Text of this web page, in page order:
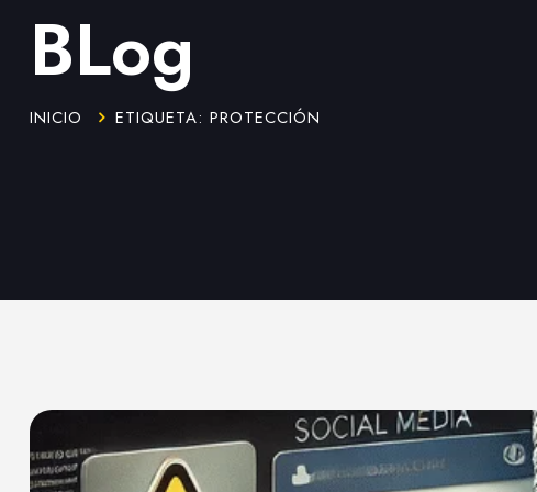
BLog
INICIO ETIQUETA: PROTECCIÓN